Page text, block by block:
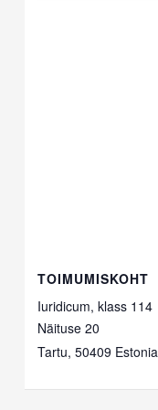
TOIMUMISKOHT
Iuridicum, klass 114
Näituse 20
Tartu, 50409 Estonia